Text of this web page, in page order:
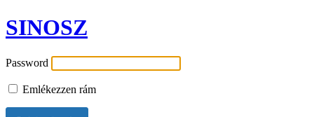
SINOSZ
Password
Emlékezzen rám